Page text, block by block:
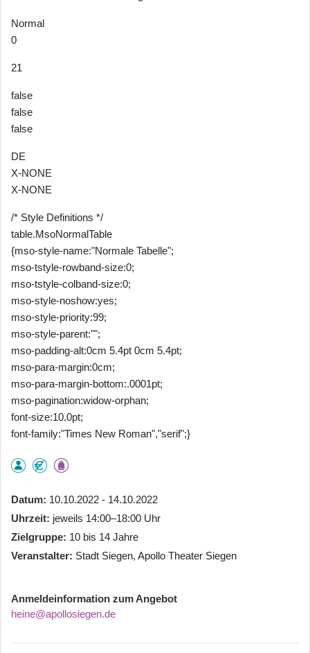
Normal
0
21
false
false
false
DE
X-NONE
X-NONE
/* Style Definitions */
table.MsoNormalTable
{mso-style-name:"Normale Tabelle";
mso-tstyle-rowband-size:0;
mso-tstyle-colband-size:0;
mso-style-noshow:yes;
mso-style-priority:99;
mso-style-parent:"";
mso-padding-alt:0cm 5.4pt 0cm 5.4pt;
mso-para-margin:0cm;
mso-para-margin-bottom:.0001pt;
mso-pagination:widow-orphan;
font-size:10.0pt;
font-family:"Times New Roman","serif";}
Datum 10.10.2022 - 14.10.2022
Uhrzeit jeweils 14:00–18:00 Uhr
Zielgruppe 10 bis 14 Jahre
Veranstalter Stadt Siegen, Apollo Theater Siegen
Anmeldeinformation zum Angebot
heine@apollosiegen.de